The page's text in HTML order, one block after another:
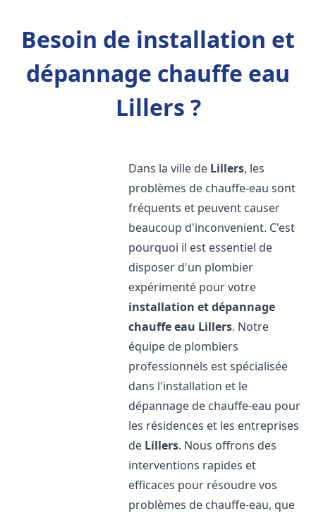
Besoin de installation et
dépannage chauffe eau
Lillers ?
Dans la ville de Lillers, les
problèmes de chauffe-eau sont
fréquents et peuvent causer
beaucoup d'inconvenient. C'est
pourquoi il est essentiel de
disposer d'un plombier
expérimenté pour votre
installation et dépannage
chauffe eau Lillers. Notre
équipe de plombiers
professionnels est spécialisée
dans l'installation et le
dépannage de chauffe-eau pour
les résidences et les entreprises
de Lillers. Nous offrons des
interventions rapides et
efficaces pour résoudre vos
problèmes de chauffe-eau, que